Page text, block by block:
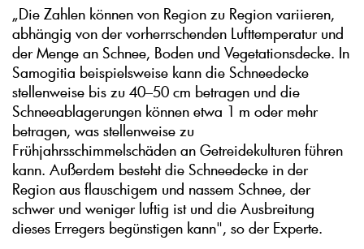
„Die Zahlen können von Region zu Region variieren,
abhängig von der vorherrschenden Lufttemperatur und
der Menge an Schnee, Boden und Vegetationsdecke. In
Samogitia beispielsweise kann die Schneedecke
stellenweise bis zu 40–50 cm betragen und die
Schneeablagerungen können etwa 1 m oder mehr
betragen, was stellenweise zu
Frühjahrsschimmelschäden an Getreidekulturen führen
kann. Außerdem besteht die Schneedecke in der
Region aus flauschigem und nassem Schnee, der
schwer und weniger luftig ist und die Ausbreitung
dieses Erregers begünstigen kann", so der Experte.